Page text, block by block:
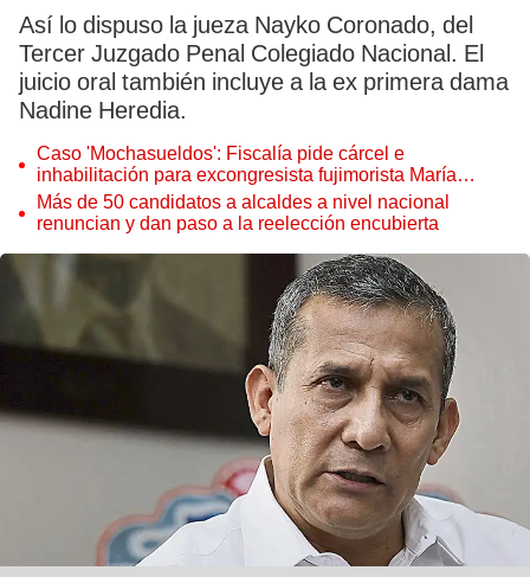
Así lo dispuso la jueza Nayko Coronado, del
Tercer Juzgado Penal Colegiado Nacional. El
juicio oral también incluye a la ex primera dama
Nadine Heredia.
Caso 'Mochasueldos': Fiscalía pide cárcel e
inhabilitación para excongresista fujimorista María
Cordero Jon Tay
Más de 50 candidatos a alcaldes a nivel nacional
renuncian y dan paso a la reelección encubierta